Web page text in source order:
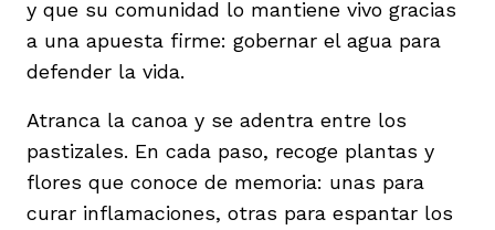
y que su comunidad lo mantiene vivo gracias
a una apuesta firme: gobernar el agua para
defender la vida.
Atranca la canoa y se adentra entre los
pastizales. En cada paso, recoge plantas y
flores que conoce de memoria: unas para
curar inflamaciones, otras para espantar los